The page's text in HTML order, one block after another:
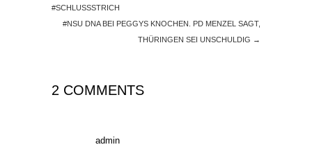
SCHLUSSSTRICH
#NSU DNA BEI PEGGYS KNOCHEN. PD MENZEL SAGT,
THÜRINGEN SEI UNSCHULDIG →
2 COMMENTS
admin